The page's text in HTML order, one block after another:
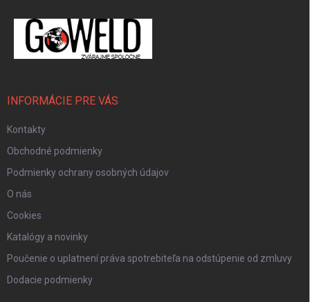
INFORMÁCIE PRE VÁS
Kontakty
Obchodné podmienky
Podmienky ochrany osobných údajov
O nás
Cookies
Katalógy a novinky
Poučenie o uplatnení práva spotrebiteľa na odstúpenie od zmluvy
Dodacie podmienky